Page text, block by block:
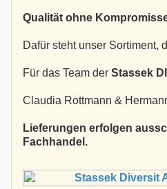
Qualität ohne
Dafür steht unser Sortiment,
Für das Team der Stassek
Claudia Rottmann &
Lieferungen erfolgen
Fachhandel.